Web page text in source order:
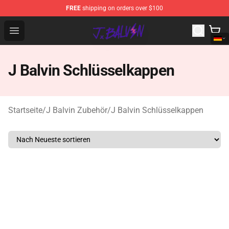
FREE shipping on orders over $100
Open menu
J Balvin Store - Official J Balvin Merchandise Shop
J Balvin Schlüsselkappen
Startseite/J Balvin Zubehör/J Balvin Schlüsselkappen